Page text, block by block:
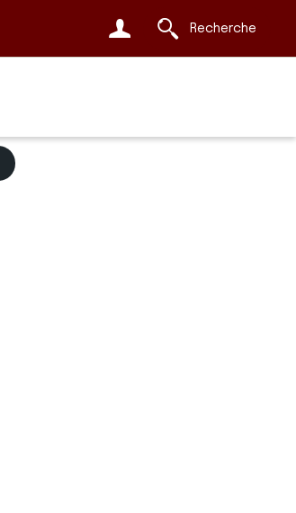
Recherche